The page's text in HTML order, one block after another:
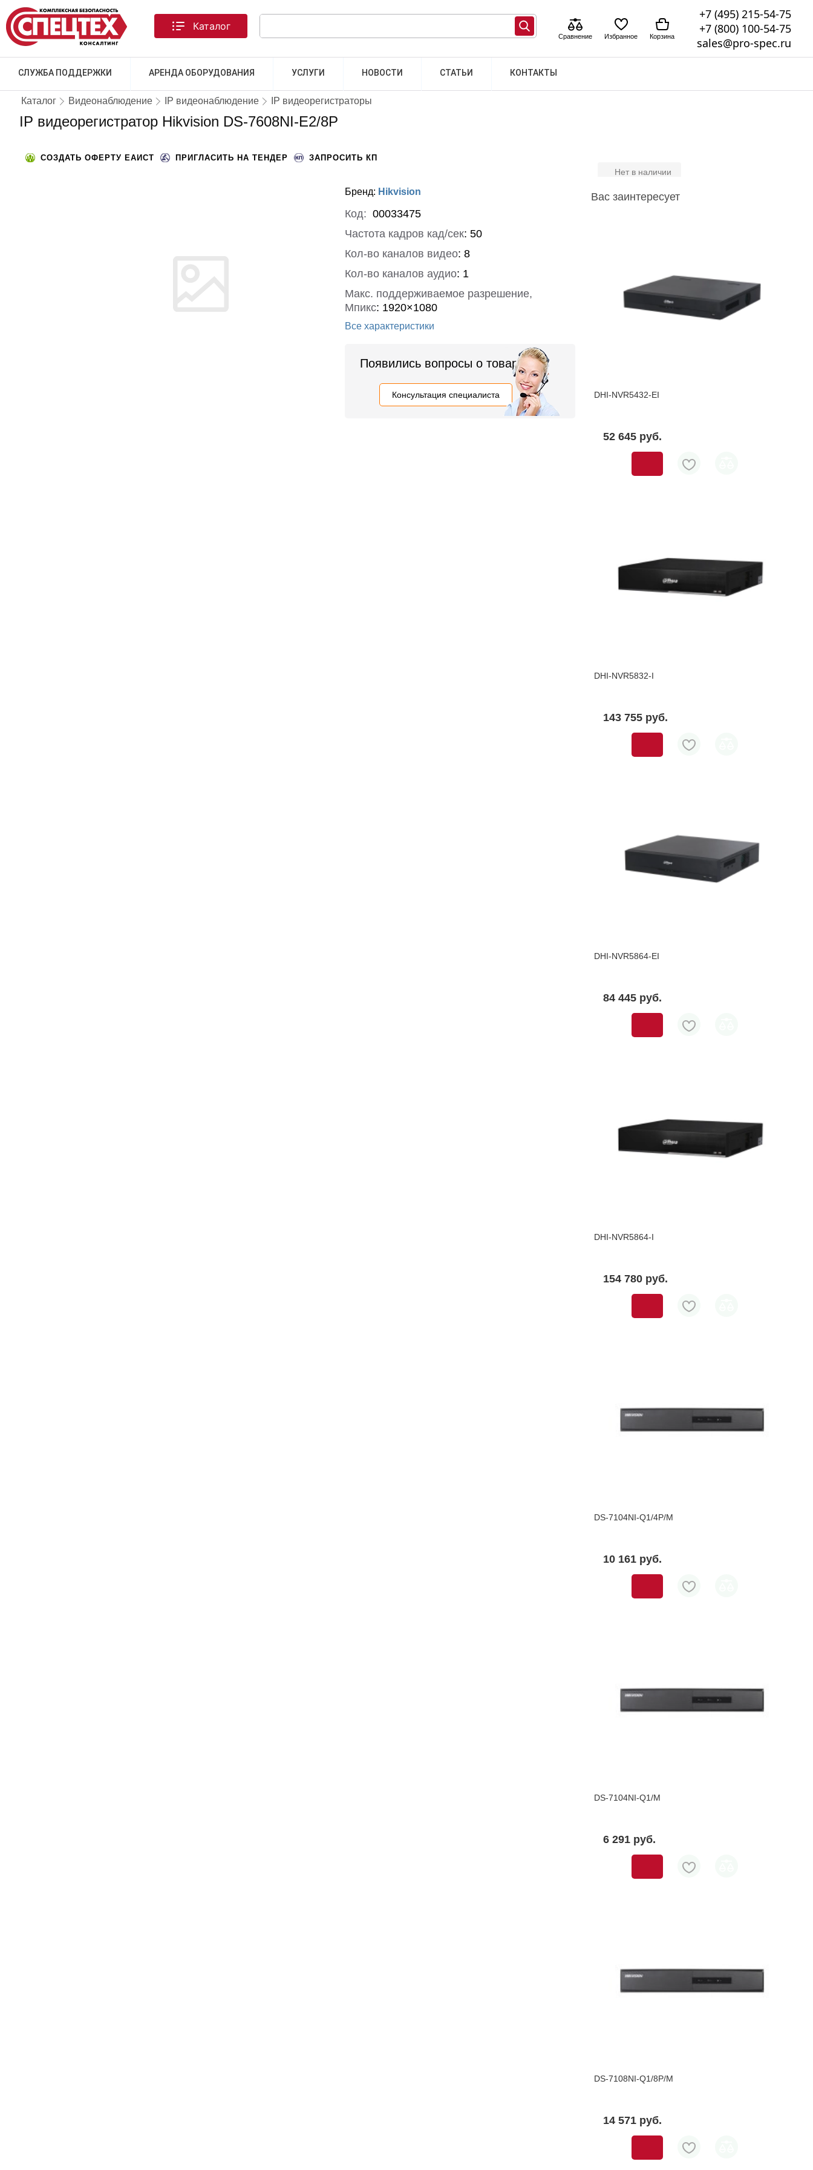
СЛУЖБА ПОДДЕРЖКИ АРЕНДА ОБОРУДОВАНИЯ УСЛУГИ НОВОСТИ СТАТЬИ КОНТАКТЫ
Каталог
Сравнение Избранное Корзина
+7 (495) 215-54-75
+7 (800) 100-54-75
sales@pro-spec.ru
Каталог Видеонаблюдение IP видеонаблюдение IP видеорегистраторы
IP видеорегистратор Hikvision DS-7608NI-E2/8P
СОЗДАТЬ ОФЕРТУ ЕАИСТ ПРИГЛАСИТЬ НА ТЕНДЕР ЗАПРОСИТЬ КП
Нет в наличии
Бренд: Hikvision
Код: 00033475
Частота кадров кад/сек: 50
Кол-во каналов видео: 8
Кол-во каналов аудио: 1
Макс. поддерживаемое разрешение,
Мпикс: 1920×1080
Все характеристики
Появились вопросы о товаре?
Консультация специалиста
Вас заинтересует
DHI-NVR5432-EI
52 645 pуб.
DHI-NVR5832-I
143 755 pуб.
DHI-NVR5864-EI
84 445 pуб.
DHI-NVR5864-I
154 780 pуб.
DS-7104NI-Q1/4P/M
10 161 pуб.
DS-7104NI-Q1/M
6 291 pуб.
DS-7108NI-Q1/8P/M
14 571 pуб.